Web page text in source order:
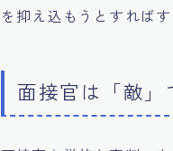
を抑え込もうとすれば
面接官は「敵」